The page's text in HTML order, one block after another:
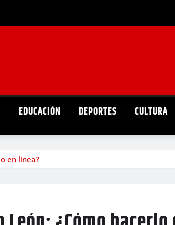
EDUCACIÓN DEPORTES CULTURA
en línea?